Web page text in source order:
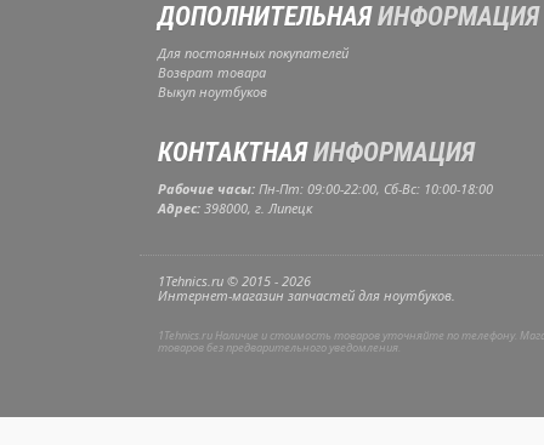
ДОПОЛНИТЕЛЬНАЯИНФОРМАЦИЯ
Для постоянных покупателей
Возврат товара
Выкуп ноутбуков
КОНТАКТНАЯИНФОРМАЦИЯ
Рабочие часы: Пн-Пт: 09:00-22:00, Сб-Вс: 10:00-18:00
Адрес: 398000, г. Липецк
1Tehnics.ru © 2015 - 2026
Интернет-магазин запчастей для ноутбуков.
1Tehnics.ru Наличие и стоимость товаров уточняйте по телефону.
товаров без предварительного уведомления.